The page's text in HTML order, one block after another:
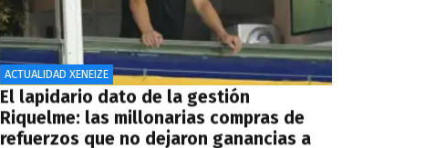
ACTUALIDAD XENEIZE
El lapidario dato de la gestión
Riquelme: las millonarias compras de
refuerzos que no dejaron ganancias a